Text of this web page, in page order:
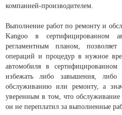
компанией-производителем.
Выполнение работ по ремонту и
Kangoo в сертифицированном
регламентным планом,
операций и процедур в нужное
автомобиля в сертифицированном
избежать либо завышения,
обслуживанию или ремонту, а
уверенным в том, что обслуживание
он не переплатил за выполненные